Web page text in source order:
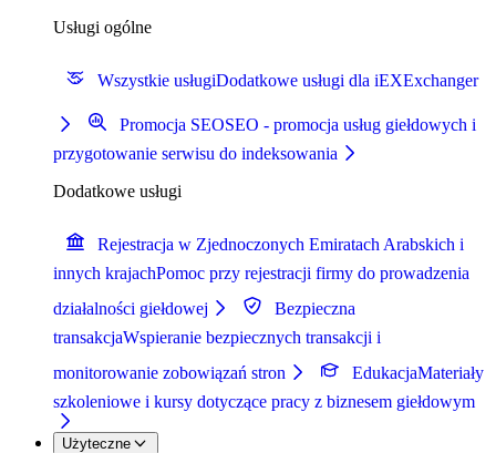
Usługi ogólne
Wszystkie usługiDodatkowe usługi dla iEXExchanger
Promocja SEOSEO - promocja usług giełdowych i
przygotowanie serwisu do indeksowania
Dodatkowe usługi
Rejestracja w Zjednoczonych Emiratach Arabskich i
innych krajachPomoc przy rejestracji firmy do prowadzenia
działalności giełdowej
Bezpieczna
transakcjaWspieranie bezpiecznych transakcji i
monitorowanie zobowiązań stron
EdukacjaMateriały
szkoleniowe i kursy dotyczące pracy z biznesem giełdowym
Użyteczne